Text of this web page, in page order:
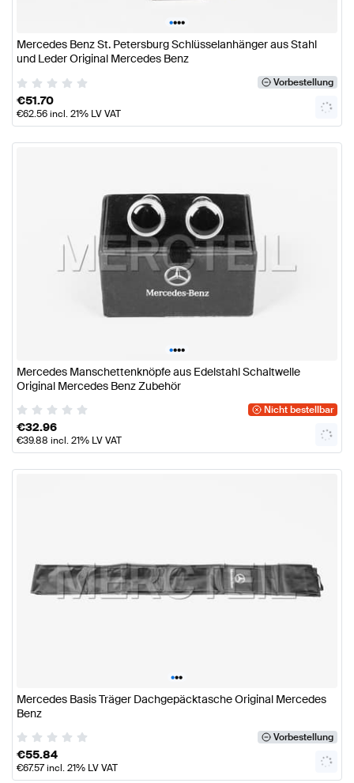
••••
Mercedes Benz St. Petersburg Schlüsselanhänger aus Stahl
und Leder Original Mercedes Benz
Vorbestellung
€51.70
€62.56incl. 21% LV VAT
••••
Mercedes Manschettenknöpfe aus Edelstahl Schaltwelle
Original Mercedes Benz Zubehör
Nicht bestellbar
€32.96
€39.88 incl. 21% LV VAT
•••
Mercedes Basis Träger Dachgepäcktasche Original Mercedes
Benz
Vorbestellung
€55.84
€67.57incl. 21% LV VAT